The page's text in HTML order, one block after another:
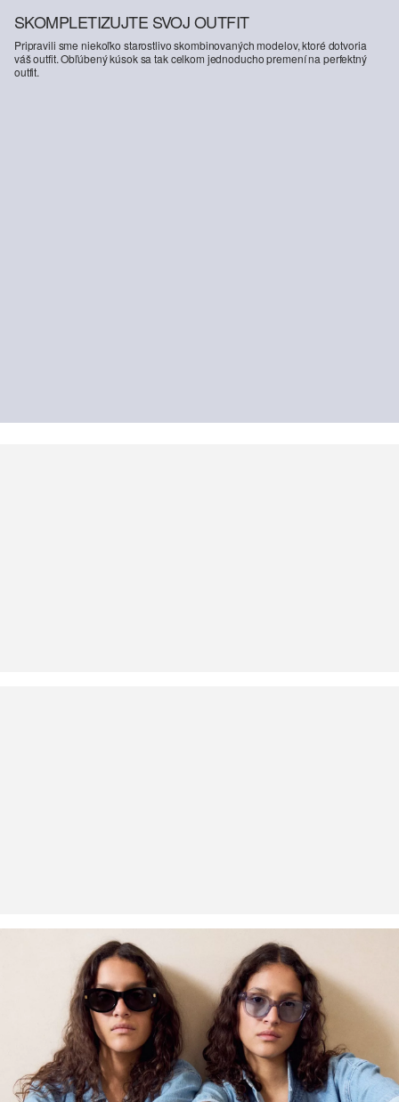
SKOMPLETIZUJTE SVOJ OUTFIT
Pripravili sme niekoľko starostlivo skombinovaných modelov, ktoré dotvoria
váš outfit. Obľúbený kúsok sa tak celkom jednoducho premení na perfektný
outfit.